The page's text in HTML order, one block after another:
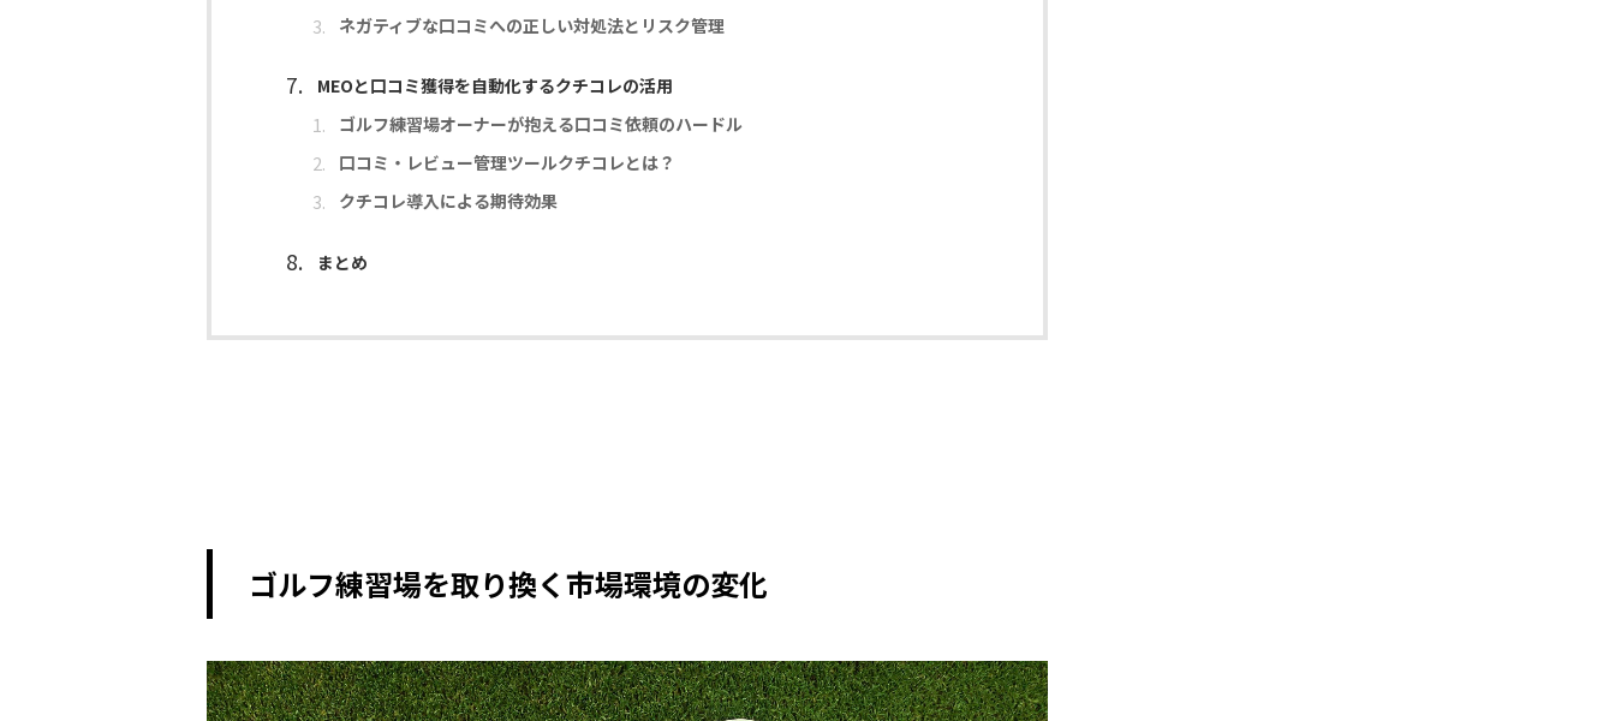
ネガティブな口コミへの正しい対処法とリスク管理
MEOと口コミ獲得を自動化するクチコレの活用
ゴルフ練習場オーナーが抱える口コミ依頼のハードル
口コミ・レビュー管理ツールクチコレとは？
クチコレ導入による期待効果
まとめ
ゴルフ練習場を取り換く市場環境の変化